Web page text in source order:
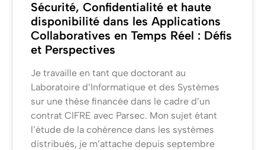
Sécurité, Confidentialité et haute
disponibilité dans les Applications
Collaboratives en Temps Réel : Défis
et Perspectives
Je travaille en tant que doctorant au
Laboratoire d’Informatique et des Systèmes
sur une thèse financée dans le cadre d’un
contrat CIFRE avec Parsec. Mon sujet étant
l’étude de la cohérence dans les systèmes
distribués, je m’attache depuis septembre